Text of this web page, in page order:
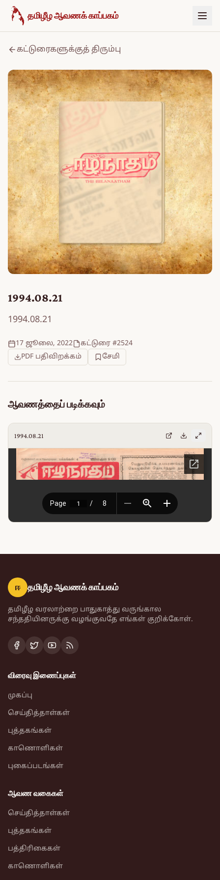
உள்ளடக்கத்திற்குச் செல்க
தமிழீழ ஆவணக் காப்பகம்
கட்டுரைகளுக்குத் திரும்பு
1994.08.21
1994.08.21
17 ஜூலை, 2022
கட்டுரை #2524
PDF பதிவிறக்கம்
சேமி
ஆவணத்தைப் படிக்கவும்
1994.08.21
ஈ தமிழீழ ஆவணக் காப்பகம்
தமிழீழ வரலாற்றை பாதுகாத்து வருங்கால
சந்ததியினருக்கு வழங்குவதே எங்கள் குறிக்கோள்.
விரைவு இணைப்புகள்
முகப்பு
செய்தித்தாள்கள்
புத்தகங்கள்
காணொளிகள்
புகைப்படங்கள்
ஆவண வகைகள்
செய்தித்தாள்கள்
புத்தகங்கள்
பத்திரிகைகள்
காணொளிகள்